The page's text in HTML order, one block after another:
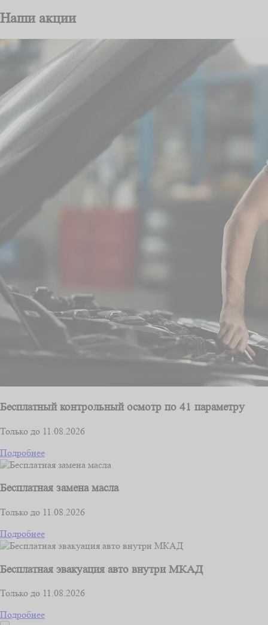
Наши акции
Бесплатный контрольный осмотр по 41 параметру
Только до 11.08.2026
Подробнее
Бесплатная замена масла
Только до 11.08.2026
Подробнее
Бесплатная эвакуация авто внутри МКАД
Только до 11.08.2026
Подробнее